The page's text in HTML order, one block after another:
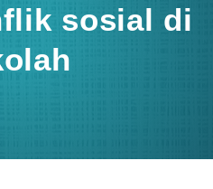
sosial di